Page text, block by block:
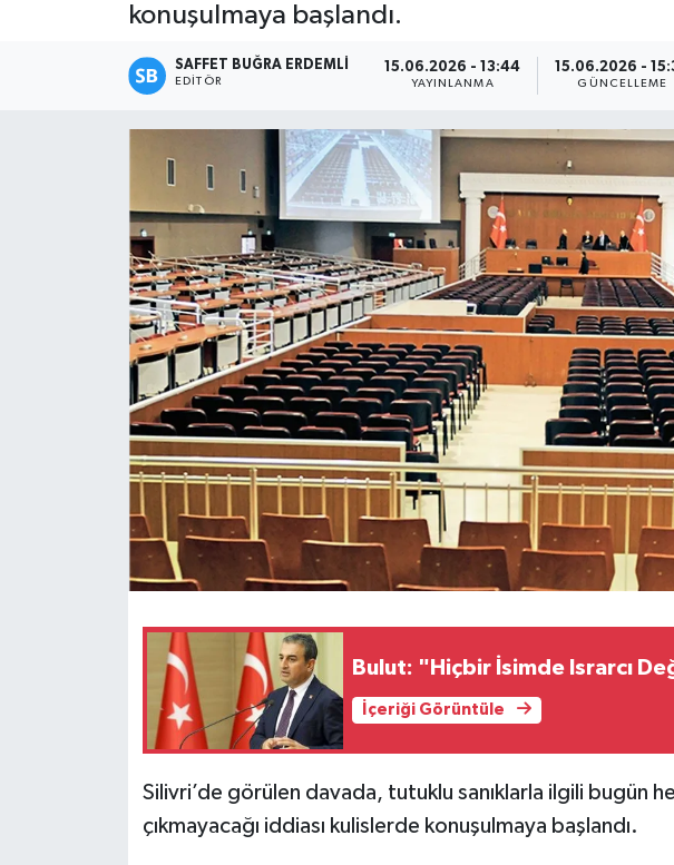
konuşulmaya başlandı.
SAFFET BUĞRA ERDEMLI
EDITÖR
15.06.2026 - 13:44
YAYINLANMA
15.06.2026 -
GÜNCELLEME
Bulut: "Hiçbir İsimde Israrcı
İçeriği Görüntüle
Silivri’de görülen davada, tutuklu sanıklarla ilgili bugün
çıkmayacağı iddiası kulislerde konuşulmaya başlandı.
Gündem
Haber Reklam
Magazin
Resmi İlanlar
Yerel Yönetimler
Yurttan